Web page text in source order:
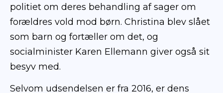
politiet om deres behandling af sager om
forældres vold mod børn. Christina blev slået
som barn og fortæller om det, og
socialminister Karen Ellemann giver også sit
besyv med.
Selvom udsendelsen er fra 2016, er dens